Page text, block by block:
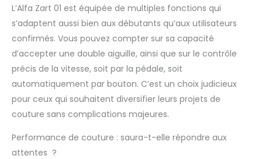
L’Alfa Zart 01 est équipée de multiples fonctions qui
s’adaptent aussi bien aux débutants qu’aux utilisateurs
confirmés. Vous pouvez compter sur sa capacité
d’accepter une double aiguille, ainsi que sur le contrôle
précis de la vitesse, soit par la pédale, soit
automatiquement par bouton. C’est un choix judicieux
pour ceux qui souhaitent diversifier leurs projets de
couture sans complications majeures.
Performance de couture : saura-t-elle répondre aux
attentes ?